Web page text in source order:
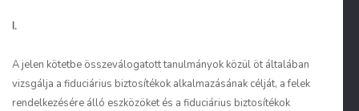
I.
A jelen kötetbe összeválogatott tanulmányok közül öt általában
vizsgálja a fiduciárius biztosítékok alkalmazásának célját, a felek
rendelkezésére álló eszközöket és a fiduciárius biztosítékok